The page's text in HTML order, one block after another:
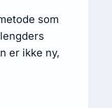
som
er ikke ny,